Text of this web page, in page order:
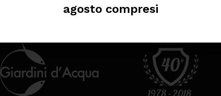
agosto compresi